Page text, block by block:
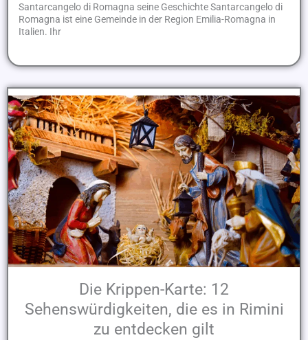
Santarcangelo di Romagna seine Geschichte Santarcangelo di
Romagna ist eine Gemeinde in der Region Emilia-Romagna in
Italien. Ihr
Die Krippen-Karte: 12
Sehenswürdigkeiten, die es in Rimini
zu entdecken gilt